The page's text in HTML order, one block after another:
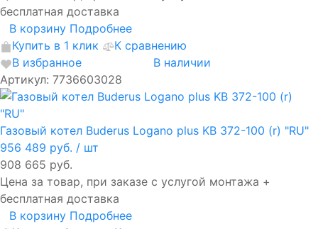
бесплатная доставка
В корзину Подробнее
Купить в 1 клик
К сравнению
В избранное
В наличии
Артикул: 7736603028
Газовый котел Buderus Logano plus KB 372-100 (r) "RU"
956 489 руб. / шт
908 665 руб.
Цена за товар, при заказе с услугой монтажа +
бесплатная доставка
В корзину Подробнее